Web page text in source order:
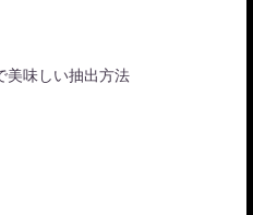
美味しい抽出方法